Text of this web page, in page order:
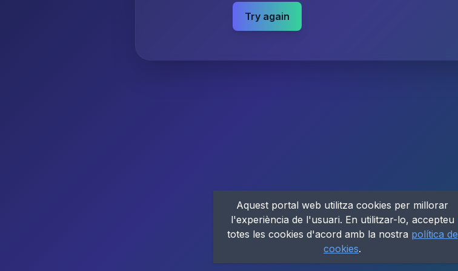
Try again
Aquest portal web utilitza cookies per millorar
l'experiència de l'usuari. En utilitzar-lo, accepteu
totes les cookies d'acord amb la nostra política de
cookies.